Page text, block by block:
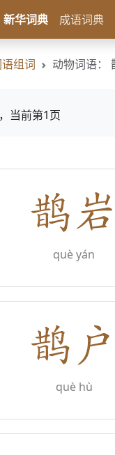
新华词典 成语词典
组词 动物词语：
当前第1页
què yán
què hù